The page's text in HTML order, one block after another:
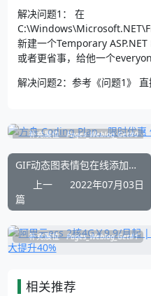
解决问题1： 在
新建一个Temporary ASP.NET
或者更省事，给他一个
解决问题2：参考《问题1》
补充展位 Pages_Weblog_Get#0
GIF动态图表情包在线添加文字的教程-gif字幕君在线添加文字小工具
上一
篇
2022年07月03日
补充展位 Pages_Weblog_Get#1
相关推荐